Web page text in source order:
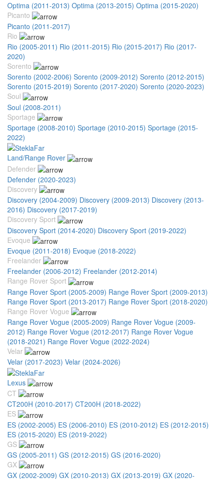
Optima (2011-2013) Optima (2013-2015) Optima (2015-2020)
Picanto
Picanto (2011-2017)
Rio
Rio (2005-2011) Rio (2011-2015) Rio (2015-2017) Rio (2017-
2020)
Sorento
Sorento (2002-2006) Sorento (2009-2012) Sorento (2012-2015)
Sorento (2015-2019) Sorento (2017-2020) Sorento (2020-2023)
Soul
Soul (2008-2011)
Sportage
Sportage (2008-2010) Sportage (2010-2015) Sportage (2015-
2022)
Land/Range Rover
Defender
Defender (2020-2023)
Discovery
Discovery (2004-2009) Discovery (2009-2013) Discovery (2013-
2016) Discovery (2017-2019)
Discovery Sport
Discovery Sport (2014-2020) Discovery Sport (2019-2022)
Evoque
Evoque (2011-2018) Evoque (2018-2022)
Freelander
Freelander (2006-2012) Freelander (2012-2014)
Range Rover Sport
Range Rover Sport (2005-2009) Range Rover Sport (2009-2013)
Range Rover Sport (2013-2017) Range Rover Sport (2018-2020)
Range Rover Vogue
Range Rover Vogue (2005-2009) Range Rover Vogue (2009-
2012) Range Rover Vogue (2012-2017) Range Rover Vogue
(2018-2021) Range Rover Vogue (2022-2024)
Velar
Velar (2017-2023) Velar (2024-2026)
Lexus
CT
CT200H (2010-2017) CT200H (2018-2022)
ES
ES (2002-2005) ES (2006-2010) ES (2010-2012) ES (2012-2015)
ES (2015-2020) ES (2019-2022)
GS
GS (2005-2011) GS (2012-2015) GS (2016-2020)
GX
GX (2002-2009) GX (2010-2013) GX (2013-2019) GX (2020-